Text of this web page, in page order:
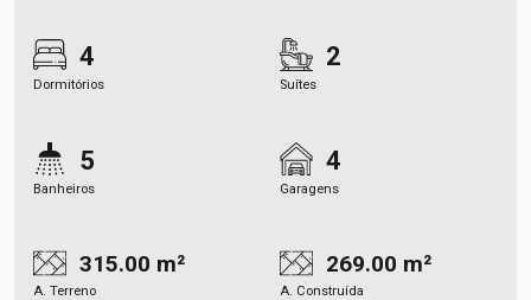
4
Dormitórios
2
Suítes
5
Banheiros
4
Garagens
315.00 m²
A. Terreno
269.00 m²
A. Construída